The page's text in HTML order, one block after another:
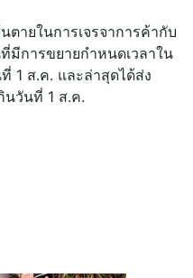
ายในการเจรจาการค้ากับ
มีการขยายกำหนดเวลาใน
1 ส.ค. และล่าสุดได้ส่ง
นวันที่ 1 ส.ค.